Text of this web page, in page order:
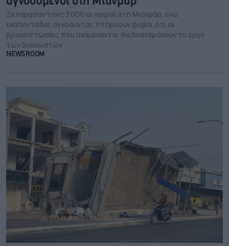
Ξεπέρασαν τους 3.000 οι νεκροί στη Μιανμάρ, ενώ
εκατοντάδες αγνοούνται. Υπάρχουν φόβοι ότι οι
βροχοπτώσεις που αναμένονται θα δυσχεράνουν το έργο
των διασωστών
NEWSROOM